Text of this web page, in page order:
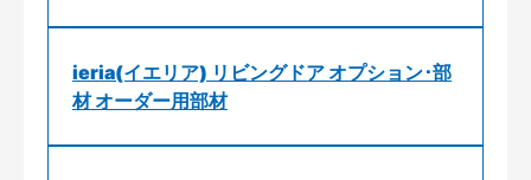
ieria(イエリア) リビングドア オプション･部
材 オーダー用部材